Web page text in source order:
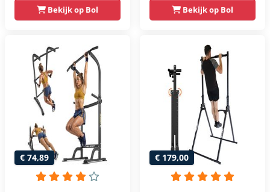
- Dip Station - Pull
Up Bar -
Krachtstation -
Power Rack -
Verstelbaar -
Krachttraining
Bekijk op Bol
vrijstaand | dip
barren rugtrainer |
krachtstation
krachttoren |
fitnessstation |
power rack voor
thuis gym |
krachttraining voor
thuis
Bekijk op Bol
€ 74,89 € 179,00